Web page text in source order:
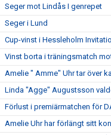
Seger mot Lindås I genrepet
Seger i Lund
Cup-vinst i Hessleholm
Vinst borta i träningsmatch
Amelie " Amme" Uhr tar över
Linda "Agge" Augustsson
Förlust i premiärmatchen för
Amelie Uhr har förlängt sitt